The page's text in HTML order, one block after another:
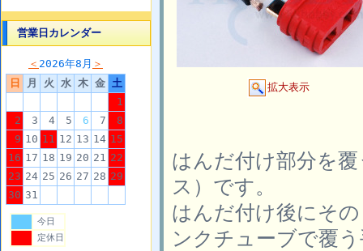
営業日カレンダー
＜ 2026年8月 ＞
日
月 火 水 木 金 土
1
2
3 4 5 6 7
8
9 10 11 12 13 14 15
16 17 18 19 20 21 22
23 24 25 26 27 28 29
30 31
今日
定休日
拡大表示
はんだ付け部分を
ス）です。
はんだ付け後にそ
ンクチューブで覆